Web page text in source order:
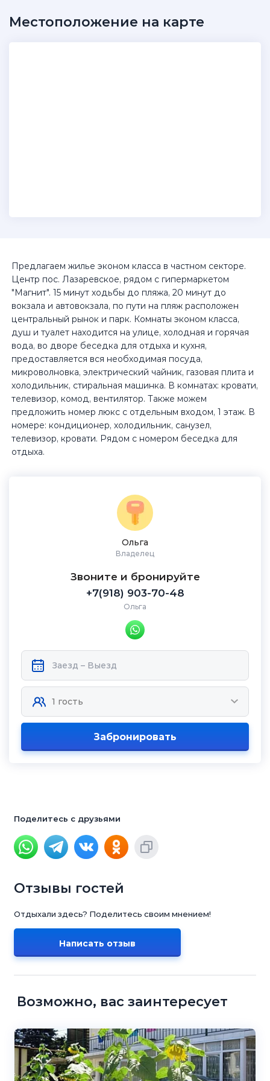
Предлагаем жилье эконом класса в частном секторе.
Центр пос. Лазаревское, рядом с гипермаркетом
"Магнит". 15 минут ходьбы до пляжа, 20 минут до
вокзала и автовокзала, по пути на пляж расположен
центральный рынок и парк. Комнаты эконом класса,
душ и туалет находится на улице, холодная и горячая
вода, во дворе беседка для отдыха и кухня,
предоставляется вся необходимая посуда,
микроволновка, электрический чайник, газовая плита и
холодильник, стиральная машинка. В комнатах: кровати,
телевизор, комод, вентилятор. Также можем
предложить номер люкс с отдельным входом, 1 этаж. В
номере: кондиционер, холодильник, санузел,
телевизор, кровати. Рядом с номером беседка для
отдыха.
Ольга
Владелец
Звоните и бронируйте
+7(918) 903-70-48
Ольга
Забронировать
Поделитесь с друзьями
Местоположение на карте
Отзывы гостей
Отдыхали здесь? Поделитесь своим мнением!
Написать отзыв
Возможно, вас заинтересует